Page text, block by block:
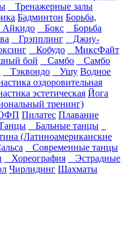
Тренажерные залы
Бадминтон Борьба,
Айкидо Бокс
Борьба
Грэпплинг
Джиу-
Кобудо
МиксФайт
бой Самбо
Самбо
Тэквондо Ушу Водное
оздоровительная
эстетическая Йога
тренинг)
Пилатес Плавание
Бальные танцы
(Латиноамериканские
Современные танцы
Хореография
Эстрадные
Чирлидинг Шахматы